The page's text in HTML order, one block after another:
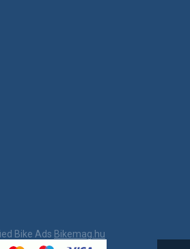
Bike Ads Bikemag.hu